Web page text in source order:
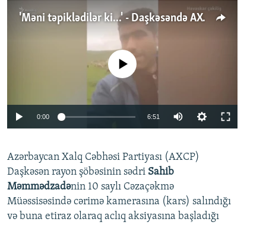
'Məni təpiklədilər ki...' - Daşkəsəndə AXCP fəalının yaxınları onun həbsinə etiraz edirlər
Auto 240p 360p
720p 1080p
No media source currently available
0:00 6:51
360p
720p
1080p
Azərbaycan Xalq Cəbhəsi Partiyası (AXCP)
Daşkəsən rayon şöbəsinin sədri Sahib
Məmmədzadənin 10 saylı Cəzaçəkmə
Müəssisəsində cərimə kamerasına (kars) salındığı
və buna etiraz olaraq aclıq aksiyasına başladığı